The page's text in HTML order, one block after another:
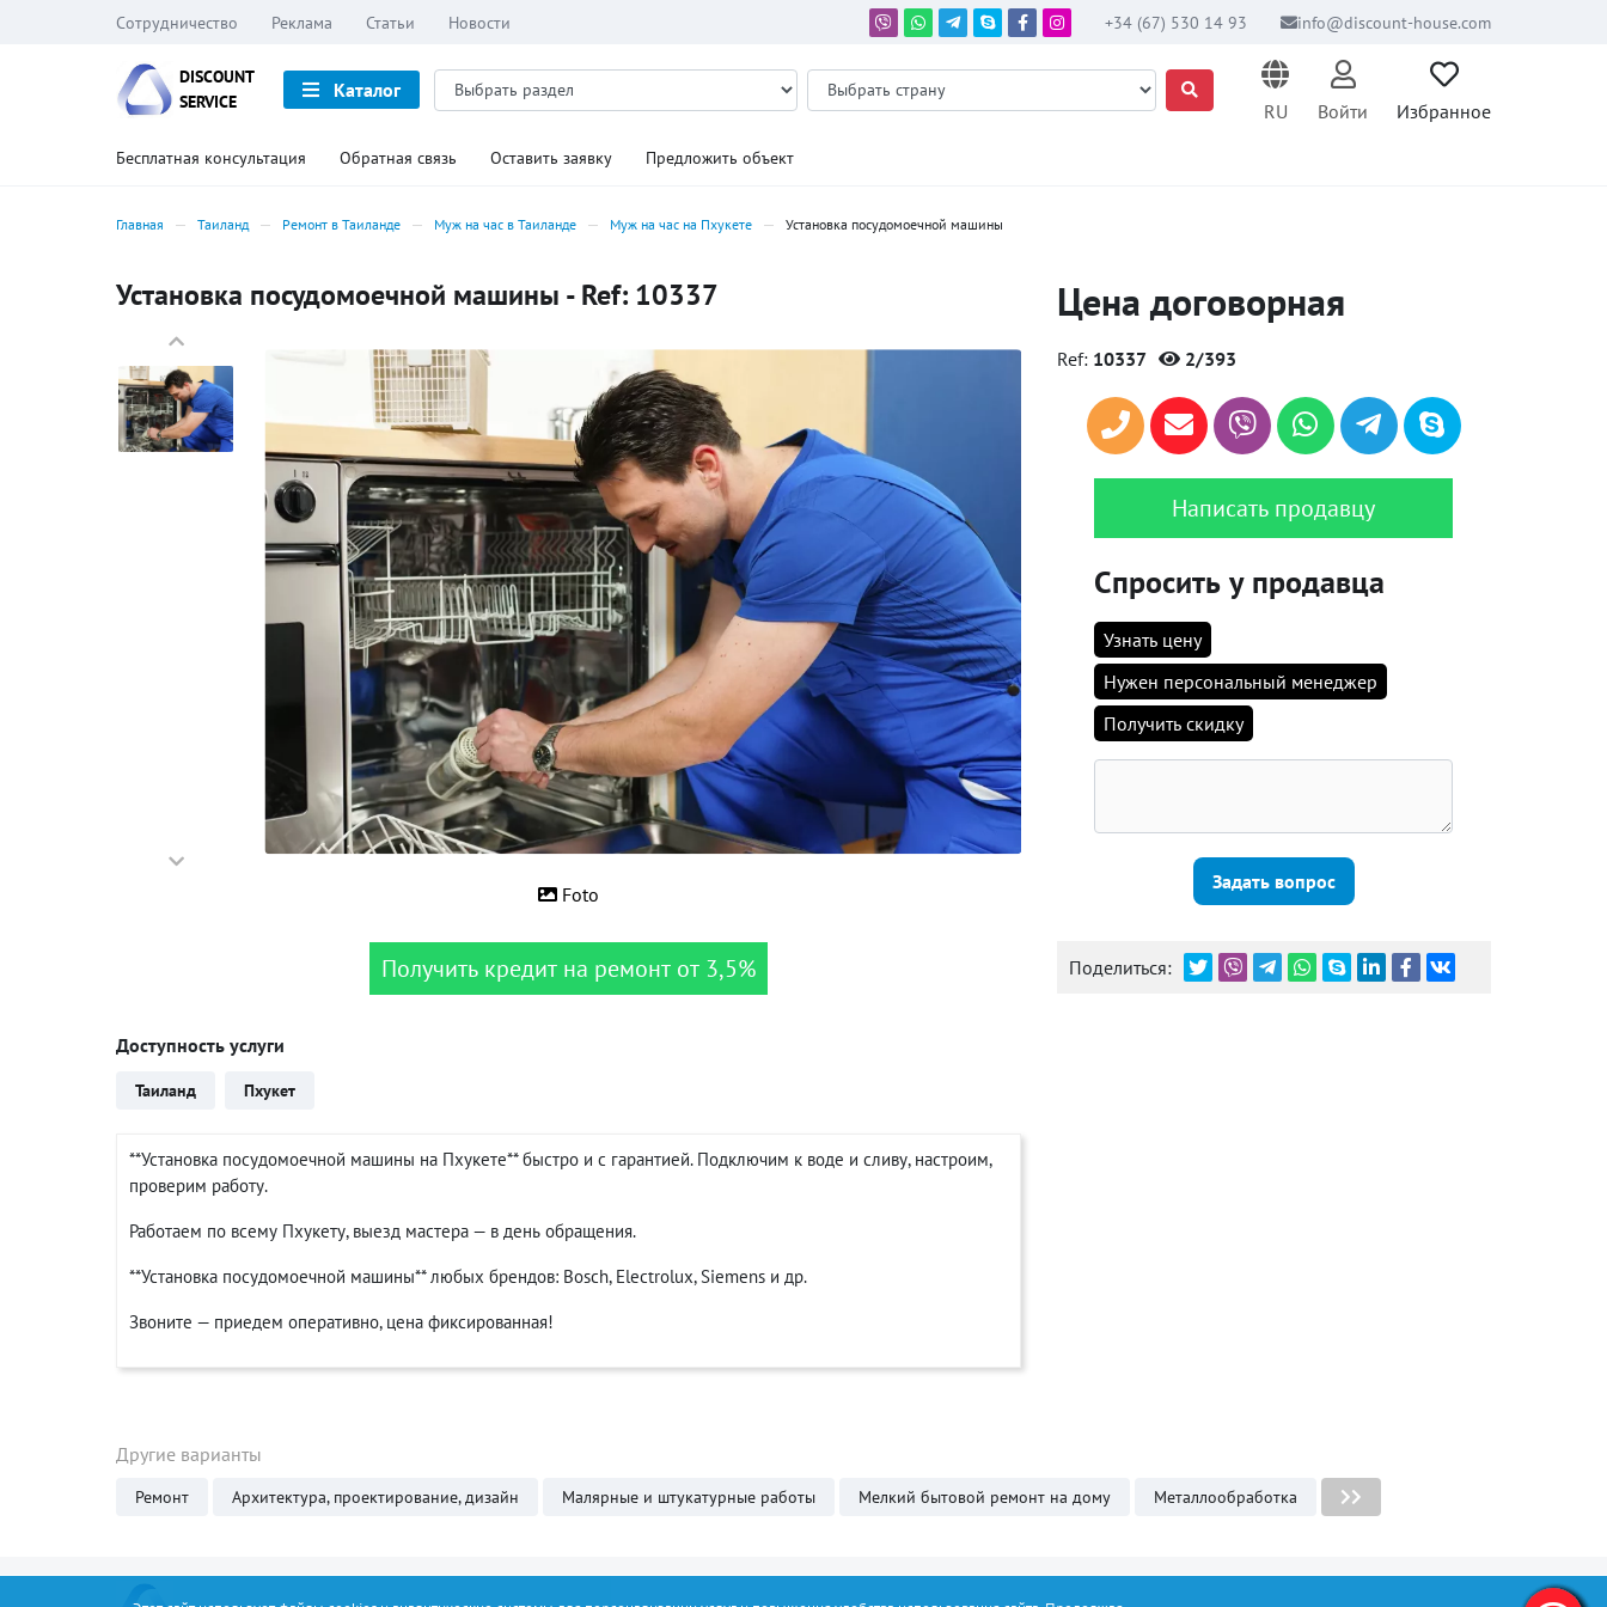
Сотрудничество Реклама Статьи Новости +34 (67) 530 14 93 info@discount-house.com
DISCOUNT
SERVICE
Каталог
RU
Войти Избранное
Бесплатная консультация Обратная связь Оставить заявку Предложить объект
Главная Таиланд Ремонт в Таиланде Муж на час в Таиланде Муж на час на Пхукете Установка посудомоечной машины
Установка посудомоечной машины - Ref: 10337
Foto
Получить кредит на ремонт от 3,5%
Доступность услуги
Таиланд Пхукет
**Установка посудомоечной машины на Пхукете** быстро и с гарантией. Подключим к воде и сливу, настроим,
проверим работу.
Работаем по всему Пхукету, выезд мастера — в день обращения.
**Установка посудомоечной машины** любых брендов: Bosch, Electrolux, Siemens и др.
Звоните — приедем оперативно, цена фиксированная!
Цена договорная
Ref: 10337 2/393
Написать продавцу
Спросить у продавца
Узнать цену
Нужен персональный менеджер
Получить скидку
Задать вопрос
Поделиться:
Другие варианты
Ремонт Архитектура, проектирование, дизайн Малярные и штукатурные работы Мелкий бытовой ремонт на дому Металлообработка